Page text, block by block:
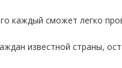
каждый сможет легко
известной страны,